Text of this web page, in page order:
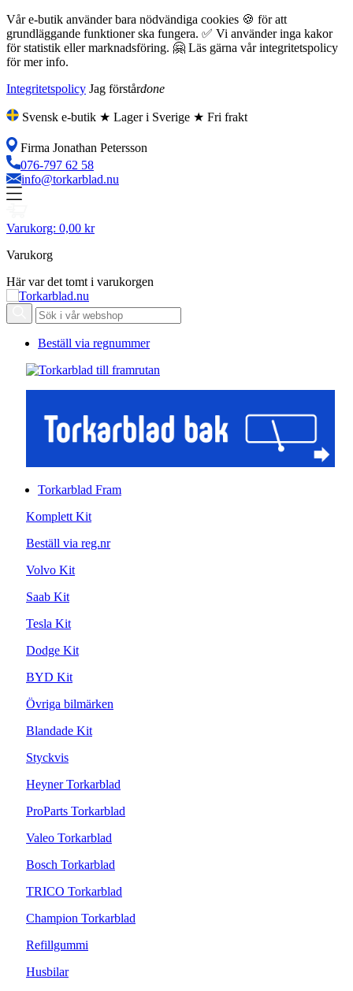
Vår e-butik använder bara nödvändiga cookies 🍪 för att
grundläggande funktioner ska fungera. ✅ Vi använder inga kakor
för statistik eller marknadsföring. 🤗 Läs gärna vår integritetspolicy
för mer info.
Integritetspolicy Jag förstårdone
Svensk e-butik ★ Lager i Sverige ★ Fri frakt
Firma Jonathan Petersson
076-797 62 58
info@torkarblad.nu
Varukorg: 0,00 kr
Varukorg
Här var det tomt i varukorgen
Beställ via regnummer
Torkarblad Fram
Komplett Kit
Beställ via reg.nr
Volvo Kit
Saab Kit
Tesla Kit
Dodge Kit
BYD Kit
Övriga bilmärken
Blandade Kit
Styckvis
Heyner Torkarblad
ProParts Torkarblad
Valeo Torkarblad
Bosch Torkarblad
TRICO Torkarblad
Champion Torkarblad
Refillgummi
Husbilar